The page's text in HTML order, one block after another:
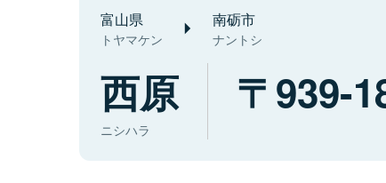
富山県
トヤマケン
南砺市
ナントシ
西原
ニシハラ
939-